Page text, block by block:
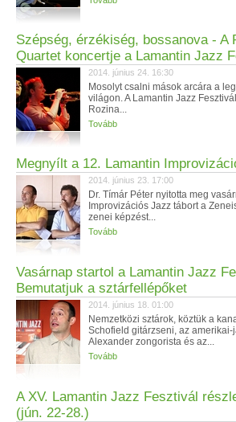
Szépség, érzékiség, bossanova - A
Quartet koncertje a Lamantin Jazz
2014. június 24. 16:30
Mosolyt csalni mások arcára a
világon. A Lamantin Jazz
Rozina...
Tovább
Megnyílt a 12. Lamantin
2014. június 23. 17:00
Dr. Tímár Péter nyitotta meg
Improvizációs Jazz tábort a
zenei képzést...
Tovább
Vasárnap startol a Lamantin Jazz
Bemutatjuk a sztárfellépőket
2014. június 18. 01:00
Nemzetközi sztárok, köztük a
Schofield gitárzseni, az amerikai-
Alexander zongorista és az...
Tovább
A XV. Lamantin Jazz Fesztivál
(jún. 22-28.)